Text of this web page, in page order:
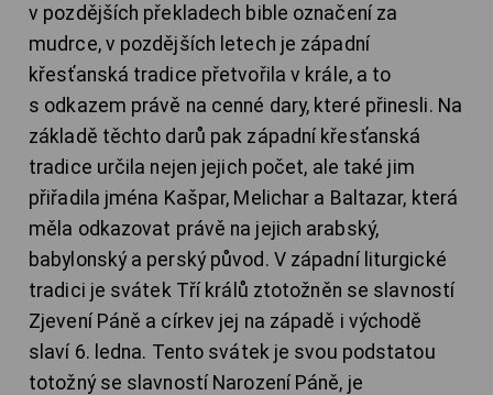
v pozdějších překladech bible označení za
mudrce, v pozdějších letech je západní
křesťanská tradice přetvořila v krále, a to
s odkazem právě na cenné dary, které přinesli. Na
základě těchto darů pak západní křesťanská
tradice určila nejen jejich počet, ale také jim
přiřadila jména Kašpar, Melichar a Baltazar, která
měla odkazovat právě na jejich arabský,
babylonský a perský původ. V západní liturgické
tradici je svátek Tří králů ztotožněn se slavností
Zjevení Páně a církev jej na západě i východě
slaví 6. ledna. Tento svátek je svou podstatou
totožný se slavností Narození Páně, je